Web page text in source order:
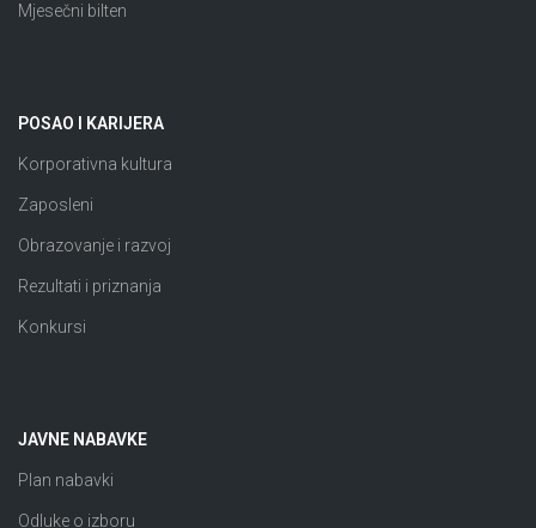
Mjesečni bilten
POSAO I KARIJERA
Korporativna kultura
Zaposleni
Obrazovanje i razvoj
Rezultati i priznanja
Konkursi
JAVNE NABAVKE
Plan nabavki
Odluke o izboru